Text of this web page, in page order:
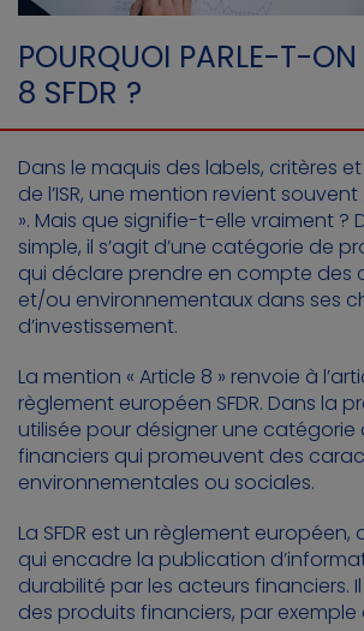
POURQUOI PARLE-T-ON
8 SFDR ?
Dans le maquis des labels, critères
de l’ISR, une mention revient souvent
». Mais que signifie-t-elle vraiment ?
simple, il s’agit d’une catégorie de
qui déclare prendre en compte des
et/ou environnementaux dans ses
d’investissement.
La mention « Article 8 » renvoie à
règlement européen SFDR. Dans la
utilisée pour désigner une catégorie
financiers qui promeuvent des
environnementales ou sociales.
La SFDR est un règlement européen,
qui encadre la publication
durabilité par les acteurs financiers.
des produits financiers, par exemple